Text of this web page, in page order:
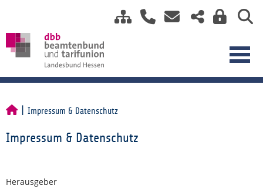
Impressum & Datenschutz
Impressum & Datenschutz
Herausgeber